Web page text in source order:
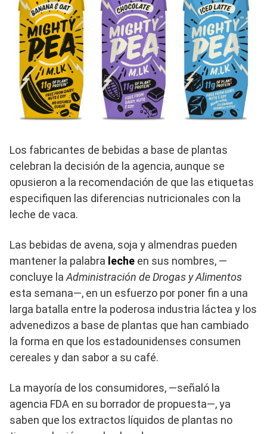
Los fabricantes de bebidas a base de plantas
celebran la decisión de la agencia, aunque se
opusieron a la recomendación de que las etiquetas
especifiquen las diferencias nutricionales con la
leche de vaca.
Las bebidas de avena, soja y almendras pueden
mantener la palabra leche en sus nombres, —
concluye laAdministración de Drogas y Alimentos
esta semana—, en un esfuerzo por poner fin a una
larga batalla entre la poderosa industria láctea y los
advenedizos a base de plantas que han cambiado
la forma en que los estadounidenses consumen
cereales y dan sabor a su café.
La mayoría de los consumidores, —señaló la
agencia FDA en su borrador de propuesta—, ya
saben que los extractos líquidos de plantas no